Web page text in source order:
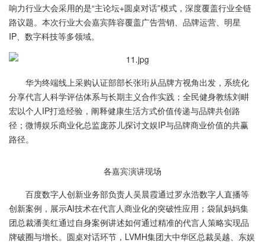
响力行业大会采用的是“主论坛+圆桌对话”模式，深度覆盖行业全链
路议题。本次行业大会嘉宾阵容覆盖广告营销、品牌运营、明星
IP、数字科技等多领域。
华为终端线上采购认证部部长张珩从品牌方视角出发，系统化
分享代言人科学评估体系与长期主义合作实践；全民健身教练刘畊
宏以个人IP打造经验，阐释健康生活方式价值传递与品牌共创路
径；微博娱乐商业化总监庞苏儿探讨文娱IP与品牌商业价值的共赢
路径。
各嘉宾演讲现场
百度数字人创新业务部负责人吴晨霞通过罗永浩数字人直播等
创新案例，展示AI技术在代言人商业化的突破性应用；袋鼠妈妈集
团总裁潘美红通过自身案例讲述如何通过精准的代言人策略实现品
牌破圈与增长。圆桌对话环节，LVMH集团大中华区总裁吴越、东娱